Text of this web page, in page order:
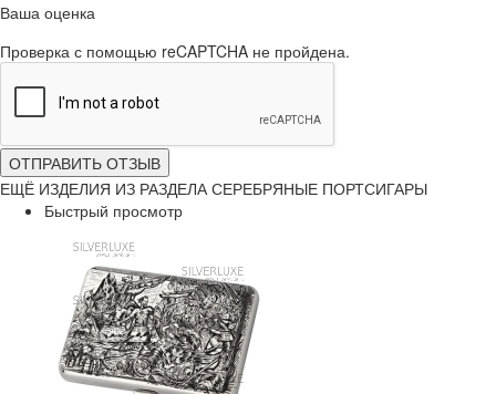
Ваша оценка
Проверка с помощью reCAPTCHA не пройдена.
ОТПРАВИТЬ ОТЗЫВ
ЕЩЁ ИЗДЕЛИЯ ИЗ РАЗДЕЛА СЕРЕБРЯНЫЕ ПОРТСИГАРЫ
Быстрый просмотр